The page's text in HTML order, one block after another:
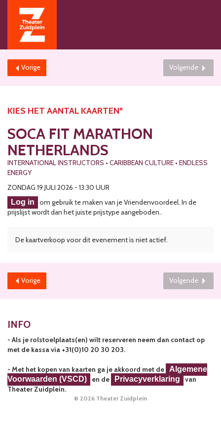
Vorige Volgende
KIES HET AANTAL KAARTEN*
SOCA FIT MARATHON
NETHERLANDS
INTERNATIONAL INSTRUCTORS • CARIBBEAN CULTURE • ENDLESS
ENERGY
ZONDAG 19 JULI 2026 - 13:30 UUR
Log in
om gebruik te maken van je Vriendenvoordeel. In de
prijslijst wordt dan het juiste prijstype aangeboden..
De kaartverkoop voor dit evenement is niet actief.
Vorige Volgende
INFO
- Als je rolstoelplaats(en) wilt reserveren neem dan contact op
met de kassa via +31(0)10 20 30 203.
- Met het kopen van kaarten ga je akkoord met de
Algemene
Voorwaarden (VSCD)
en de Privacyverklaring
van
Theater Zuidplein.
© 2026 Theater Zuidplein